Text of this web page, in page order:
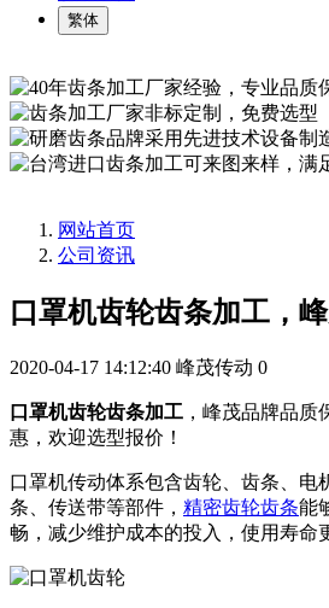
繁体
网站首页
公司资讯
口罩机齿轮齿条加工，
2020-04-17 14:12:40 峰茂传动 0
口罩机齿轮齿条加工 ，峰茂品牌品
惠，欢迎选型报价！
口罩机传动体系包含齿轮、齿条、电
条、传送带等部件， 精密齿轮齿条能
畅，减少维护成本的投入，使用寿命